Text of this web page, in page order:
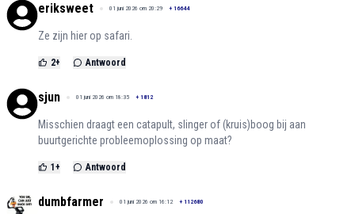
eriksweet 01 juni 2026 om 20:29 + 16644
Ze zijn hier op safari.
2+ Antwoord
sjun 01 juni 2026 om 18:35 + 1812
Misschien draagt een catapult, slinger of (kruis)boog bij aan
buurtgerichte probleemoplossing op maat?
1 + Antwoord
dumbfarmer 01 juni 2026 om 16:12 + 112680